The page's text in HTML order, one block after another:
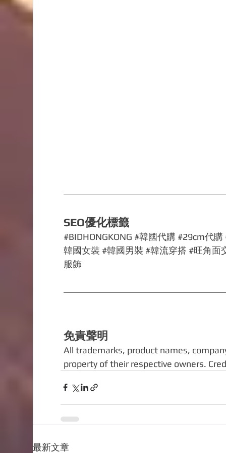
SEO優化標籤
#BIDHONGKONG #韓國代購 #29cm代購
韓國女裝 #韓國男裝 #韓流穿搭 #旺角面
服飾
免責聲明
All trademarks, product names,
property of their respective owners.
最新文章